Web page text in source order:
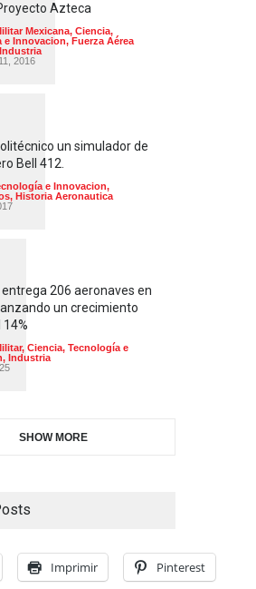
Azteca
Mexicana, Ciencia,
e Innovacion, Fuerza Aérea
Industria
2016
un simulador de
Bell 412.
e Innovacion,
, Historia Aeronautica
206 aeronaves en
un crecimiento
, Ciencia, Tecnología e
, Industria
SHOW MORE
Imprimir Pinterest